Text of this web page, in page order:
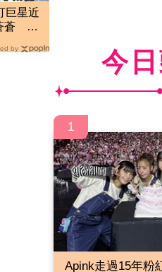
巨星近
蒼 本
by 今
1
Apink走過15年粉